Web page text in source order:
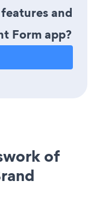
and
Form app?
of